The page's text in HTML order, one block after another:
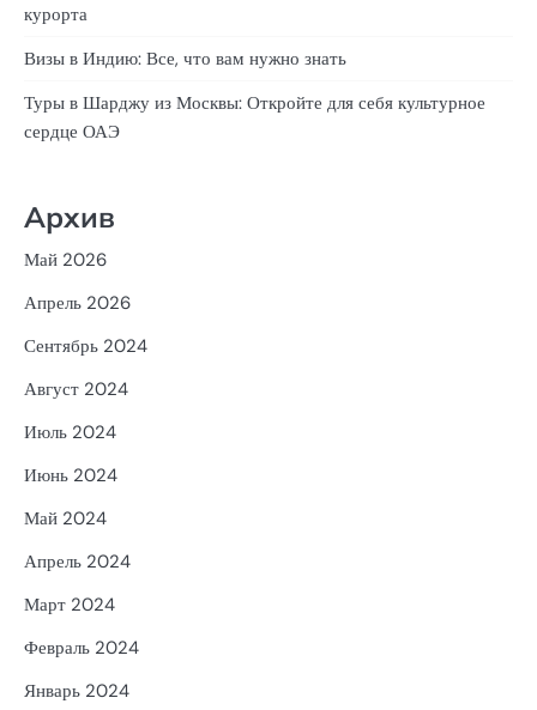
курорта
Визы в Индию: Все, что вам нужно знать
Туры в Шарджу из Москвы: Откройте для себя культурное
сердце ОАЭ
Архив
Май 2026
Апрель 2026
Сентябрь 2024
Август 2024
Июль 2024
Июнь 2024
Май 2024
Апрель 2024
Март 2024
Февраль 2024
Январь 2024